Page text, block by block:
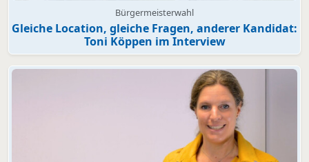
Bürgermeisterwahl
Gleiche Location, gleiche Fragen, anderer Kandidat:
Toni Köppen im Interview